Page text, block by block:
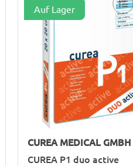
Auf Lager
CUREA MEDICAL GMBH
CUREA P1 duo active